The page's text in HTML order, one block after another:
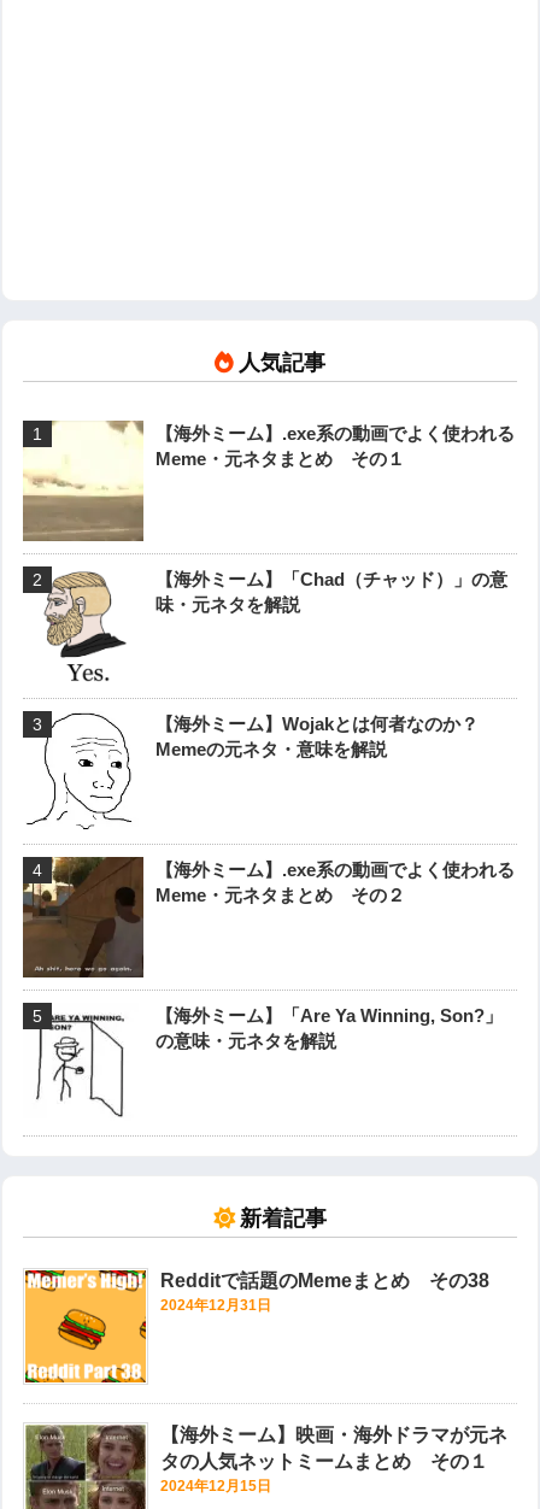
人気記事
【海外ミーム】.exe系の動画でよく使われる
Meme・元ネタまとめ その１
【海外ミーム】「Chad（チャッド）」の意
味・元ネタを解説
【海外ミーム】Wojakとは何者なのか？
Memeの元ネタ・意味を解説
【海外ミーム】.exe系の動画でよく使われる
Meme・元ネタまとめ その２
【海外ミーム】「Are Ya Winning, Son?」
の意味・元ネタを解説
新着記事
Redditで話題のMemeまとめ その38
2024年12月31日
【海外ミーム】映画・海外ドラマが元ネ
タの人気ネットミームまとめ その１
2024年12月15日